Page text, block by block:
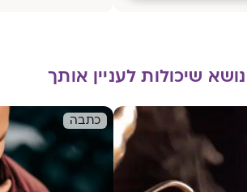
שיכולות לעניין אותך
כתבה